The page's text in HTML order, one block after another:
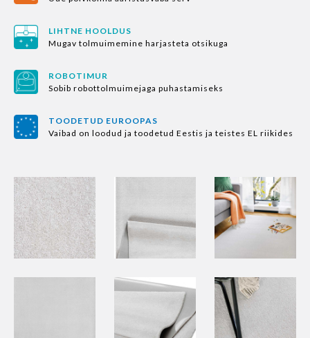
LIHTNE HOOLDUS
Mugav tolmuimemine harjasteta otsikuga
ROBOTIMUR
Sobib robottolmuimejaga puhastamiseks
TOODETUD EUROOPAS
Vaibad on loodud ja toodetud Eestis ja teistes EL riikides